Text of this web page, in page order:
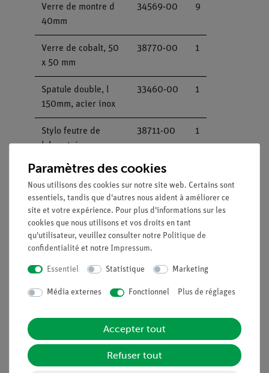
Verre de montre d
40mm
34569-00 9
Verre de cobalt, 50
x 50 mm
38770-00 1
Spatule double, l
150mm, acier inox
33460-00 1
Stylo feutre de
laboratoire,
38711-00 1
Bec brûleur pour
cartouche de butane
47536-00 1
Chlorure de sodium
250 g
30155-25
Carbonate de
30154-25 1
Chlorure-6-hydrate
de strontium 250 g
31853-25
Paramètres des cookies
Nous utilisons des cookies sur notre site web. Certains sont
essentiels, tandis que d'autres nous aident à améliorer ce
site et votre expérience. Pour plus d'informations sur les
cookies que nous utilisons et vos droits en tant
qu'utilisateur, veuillez consulter notre Politique de
confidentialité et notre Impressum.
Essentiel Statistique Marketing
Média externes Fonctionnel Plus de réglages
Accepter tout
Refuser tout